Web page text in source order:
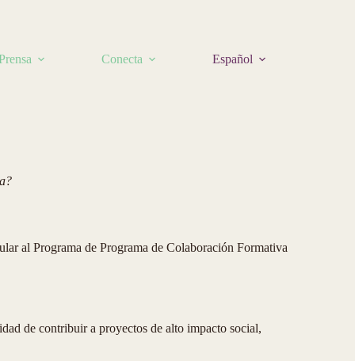
Conecta Español
al Programa de Programa de Colaboración Formativa
de contribuir a proyectos de alto impacto social,